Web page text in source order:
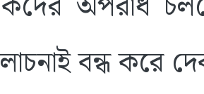
বন্ধ করে